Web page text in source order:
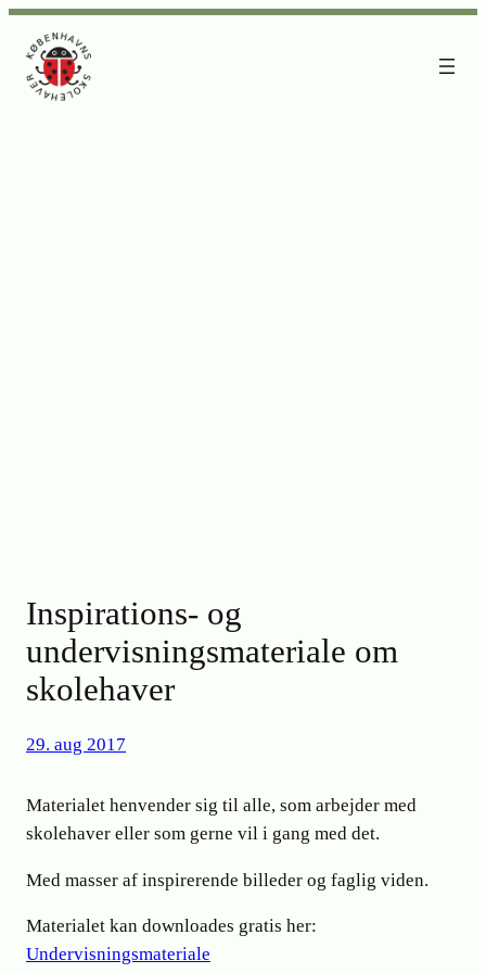
Spring
indhold
Inspirations- og
undervisningsmateriale om
skolehaver
29. aug 2017
Materialet henvender sig til alle, som arbejder med
skolehaver eller som gerne vil i gang med det.
Med masser af inspirerende billeder og faglig viden.
Materialet kan downloades gratis her:
Undervisningsmateriale